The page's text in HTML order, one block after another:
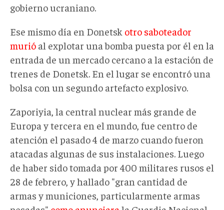
gobierno ucraniano.
Ese mismo día en Donetsk otro saboteador
murió al explotar una bomba puesta por él en la
entrada de un mercado cercano a la estación de
trenes de Donetsk. En el lugar se encontró una
bolsa con un segundo artefacto explosivo.
Zaporiyia, la central nuclear más grande de
Europa y tercera en el mundo, fue centro de
atención el pasado 4 de marzo cuando fueron
atacadas algunas de sus instalaciones. Luego
de haber sido tomada por 400 militares rusos el
28 de febrero, y hallado "gran cantidad de
armas y municiones, particularmente armas